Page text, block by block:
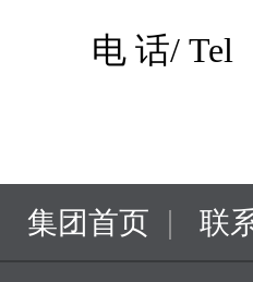
电 话/ Tel
集团首页 | 联